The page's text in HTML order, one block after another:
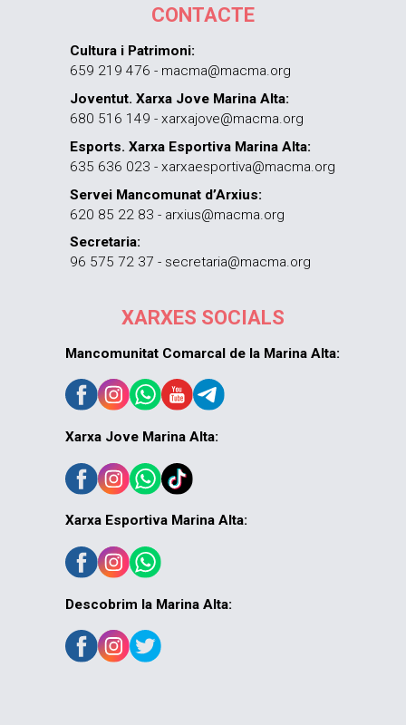
CONTACTE
Cultura i Patrimoni:
659 219 476 - macma@macma.org
Joventut. Xarxa Jove Marina Alta:
680 516 149 - xarxajove@macma.org
Esports. Xarxa Esportiva Marina Alta:
635 636 023 - xarxaesportiva@macma.org
Servei Mancomunat d’Arxius:
620 85 22 83 - arxius@macma.org
Secretaria:
96 575 72 37 - secretaria@macma.org
XARXES SOCIALS
Mancomunitat Comarcal de la Marina Alta:
Xarxa Jove Marina Alta:
Xarxa Esportiva Marina Alta:
Descobrim la Marina Alta: